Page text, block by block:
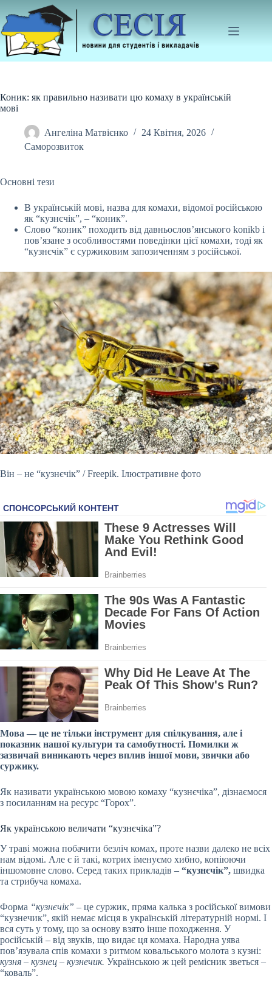
до
вмісту
Коник: як правильно називати цю комаху в українській
мові
Ангеліна Матвієнко
24 Квітня, 2026
Саморозвиток
Основні тези
В українській мові, назва для комахи, відомої російською
як “кузнєчік”, – “коник”.
Слово “коник” походить від давньослов’янського konikb і
пов’язане з особливостями поведінки цієї комахи, тоді як
“кузнєчік” є суржиковим запозиченням з російської.
Він – не “кузнєчік” / Freepik. Ілюстративне фото
Мова — це не тільки інструмент для спілкування, але і
показник нашої культури та самобутності. Помилки ж
зазвичай виникають через вплив іншої мови, звички або
суржику.
Як називати українською мовою комаху “кузнєчіка”, дізнаємося
з посиланням на ресурс “Горох”.
Як українською величати “кузнєчіка”?
У траві можна побачити безліч комах, проте назви далеко не всіх
нам відомі. Але є й такі, котрих іменуємо хибно, копіюючи
іншомовне слово. Серед таких прикладів – “кузнєчік”, швидка
та стрибуча комаха.
Форма “кузнєчік” – це суржик, пряма калька з російської вимови
“кузнечик”, якій немає місця в українській літературній нормі. І
вся суть у тому, що за основу взято інше походження. У
російській – від звуків, що видає ця комаха. Народна уява
пов’язувала спів комахи з ритмом ковальського молота з кузні:
кузня – кузнец – кузнечик. Українською ж цей ремісник зветься –
“коваль”.